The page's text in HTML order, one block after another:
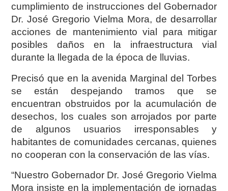
cumplimiento de instrucciones del Gobernador
Dr. José Gregorio Vielma Mora, de desarrollar
acciones de mantenimiento vial para mitigar
posibles daños en la infraestructura vial
durante la llegada de la época de lluvias.
Precisó que en la avenida Marginal del Torbes
se están despejando tramos que se
encuentran obstruidos por la acumulación de
desechos, los cuales son arrojados por parte
de algunos usuarios irresponsables y
habitantes de comunidades cercanas, quienes
no cooperan con la conservación de las vías.
“Nuestro Gobernador Dr. José Gregorio Vielma
Mora insiste en la implementación de jornadas